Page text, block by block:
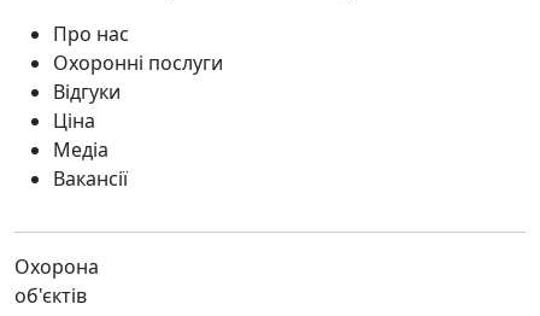
Про нас
Охоронні послуги
Відгуки
Ціна
Медіа
Вакансії
Охорона
об'єктів